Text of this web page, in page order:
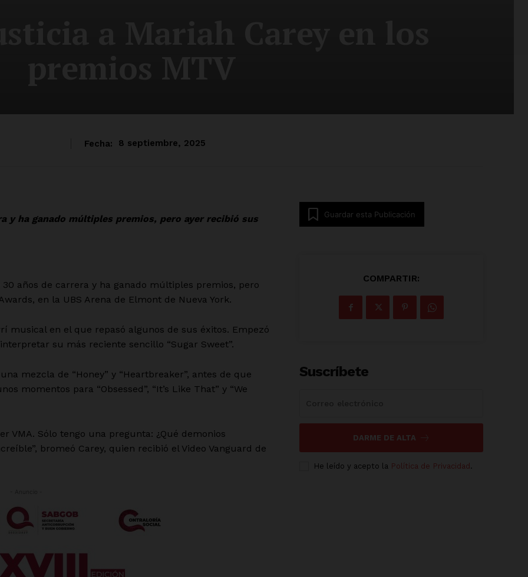
Fecha: 8 septiembre, 2025
y ha ganado múltiples premios, pero ayer recibió sus
30 años de carrera y ha ganado múltiples premios, pero
en la UBS Arena de Elmont de Nueva York.
musical en el que repasó algunos de sus éxitos. Empezó
su más reciente sencillo “Sugar Sweet”.
mezcla de “Honey” y “Heartbreaker”, antes de que
momentos para “Obsessed”, “It’s Like That” y “We
VMA. Sólo tengo una pregunta: ¿Qué demonios
bromeó Carey, quien recibió el Video Vanguard de
Guardar esta Publicación
COMPARTIR:
Suscríbete
DARME DE ALTA
He leído y acepto la Política de Privacidad .